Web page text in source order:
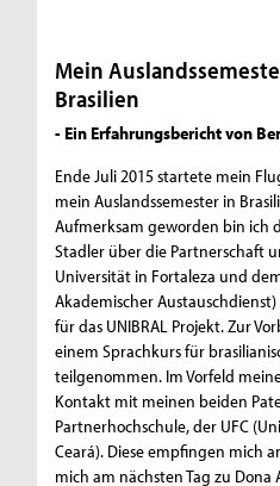
Mein
Brasilien
- Ein Erfahrungsbericht von
Ende Juli 2015 startete mein
mein Auslandssemester in
Aufmerksam geworden bin ich
Stadler über die Partnerschaft
Universität in Fortaleza und
Akademischer
für das UNIBRAL Projekt. Zur
einem Sprachkurs für
teilgenommen. Im Vorfeld
Kontakt mit meinen beiden
Partnerhochschule, der UFC
Ceará). Diese empfingen mich
mich am nächsten Tag zu